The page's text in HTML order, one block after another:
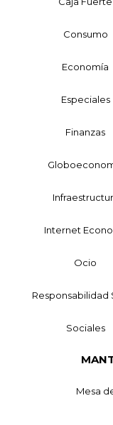
Consumo
Economía
Especiales
Finanzas
Internet
Ocio
Responsabilidad
Sociales
Mesa